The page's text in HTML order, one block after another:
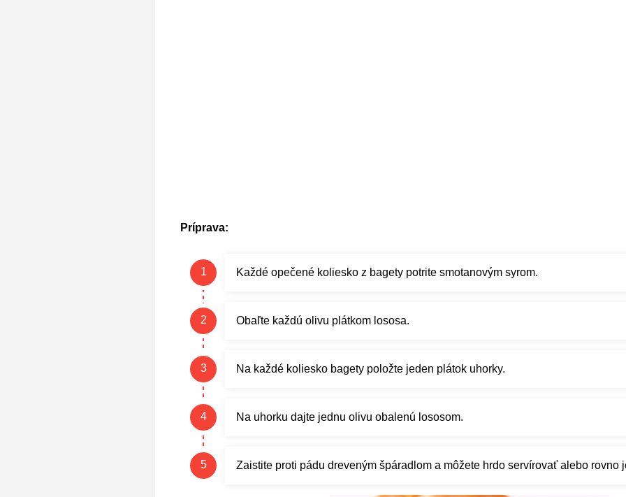
Príprava:
Každé opečené koliesko z bagety potrite smotanovým syrom.
Obaľte každú olivu plátkom lososa.
Na každé koliesko bagety položte jeden plátok uhorky.
Na uhorku dajte jednu olivu obalenú lososom.
Zaistite proti pádu dreveným špáradlom a môžete hrdo servírovať alebo rovno